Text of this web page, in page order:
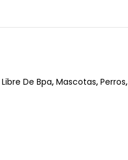
Libre De Bpa, Mascotas, Perros,